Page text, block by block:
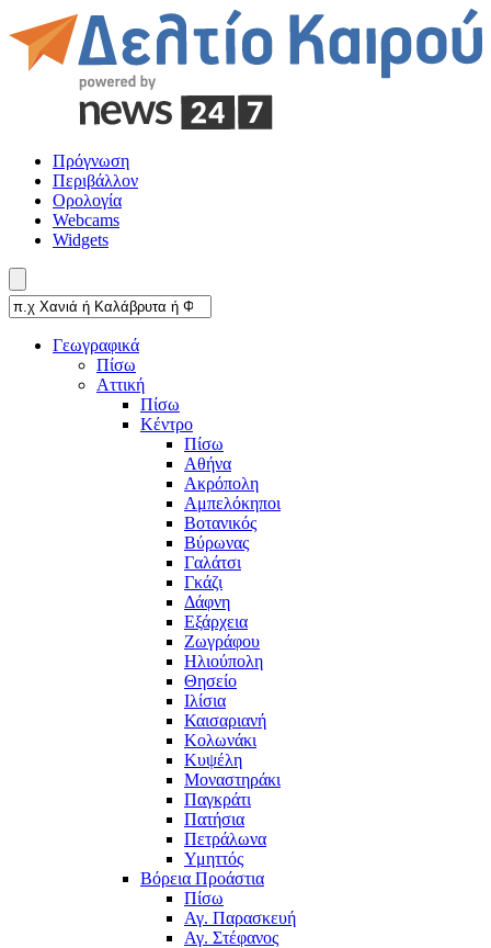
Πρόγνωση
Περιβάλλον
Ορολογία
Webcams
Widgets
Γεωγραφικά
Πίσω
Αττική
Πίσω
Κέντρο
Πίσω
Αθήνα
Ακρόπολη
Αμπελόκηποι
Βοτανικός
Βύρωνας
Γαλάτσι
Γκάζι
Δάφνη
Εξάρχεια
Ζωγράφου
Ηλιούπολη
Θησείο
Ιλίσια
Καισαριανή
Κολωνάκι
Κυψέλη
Μοναστηράκι
Παγκράτι
Πατήσια
Πετράλωνα
Υμηττός
Βόρεια Προάστια
Πίσω
Αγ. Παρασκευή
Αγ. Στέφανος